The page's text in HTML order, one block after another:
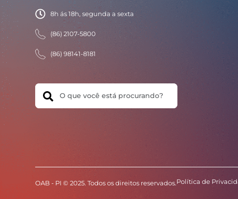
8h ás 18h, segunda a sexta
(86) 2107-5800
(86) 98141-8181
Search
OAB - PI © 2025. Todos os direitos reservados.Política de